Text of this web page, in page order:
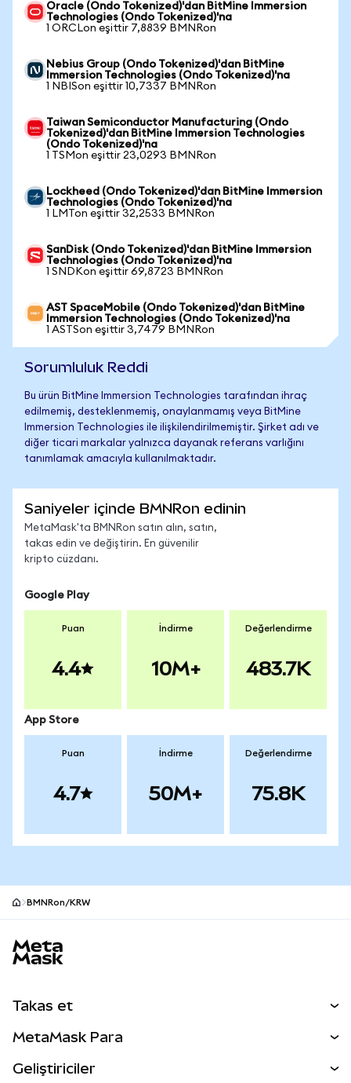
Oracle (Ondo Tokenized)'dan BitMine Immersion
Technologies (Ondo Tokenized)'na
1 ORCLon eşittir 7,8839 BMNRon
Nebius Group (Ondo Tokenized)'dan BitMine
Immersion Technologies (Ondo Tokenized)'na
1 NBISon eşittir 10,7337 BMNRon
Taiwan Semiconductor Manufacturing (Ondo
Tokenized)'dan BitMine Immersion Technologies
(Ondo Tokenized)'na
1 TSMon eşittir 23,0293 BMNRon
Lockheed (Ondo Tokenized)'dan BitMine Immersion
Technologies (Ondo Tokenized)'na
1 LMTon eşittir 32,2533 BMNRon
SanDisk (Ondo Tokenized)'dan BitMine Immersion
Technologies (Ondo Tokenized)'na
1 SNDKon eşittir 69,8723 BMNRon
AST SpaceMobile (Ondo Tokenized)'dan BitMine
Immersion Technologies (Ondo Tokenized)'na
1 ASTSon eşittir 3,7479 BMNRon
Sorumluluk Reddi
Bu ürün BitMine Immersion Technologies tarafından ihraç
edilmemiş, desteklenmemiş, onaylanmamış veya BitMine
Immersion Technologies ile ilişkilendirilmemiştir. Şirket adı ve
diğer ticari markalar yalnızca dayanak referans varlığını
tanımlamak amacıyla kullanılmaktadır.
Saniyeler içinde BMNRon edinin
MetaMask'ta BMNRon satın alın, satın,
takas edin ve değiştirin. En güvenilir
kripto cüzdanı.
Google Play
Puan
4.4
İndirme
10M+
Değerlendirme
483.7K
App Store
Puan
4.7
İndirme
50M+
Değerlendirme
75.8K
BMNRon/KRW
Takas et
Perps
MetaMask Para
Geliştiriciler